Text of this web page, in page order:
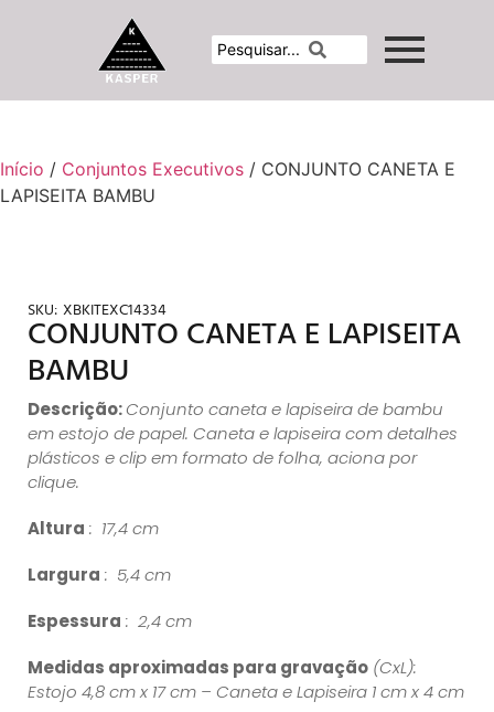
Início / Conjuntos Executivos / CONJUNTO CANETA E
LAPISEITA BAMBU
SKU: XBKITEXC14334
CONJUNTO CANETA E LAPISEITA
BAMBU
Descrição:Conjunto caneta e lapiseira de bambu
em estojo de papel. Caneta e lapiseira com detalhes
plásticos e clip em formato de folha, aciona por
clique.
Altura : 17,4 cm
Largura : 5,4 cm
Espessura : 2,4 cm
Medidas aproximadas para gravação (CxL):
Estojo 4,8 cm x 17 cm – Caneta e Lapiseira 1 cm x 4 cm